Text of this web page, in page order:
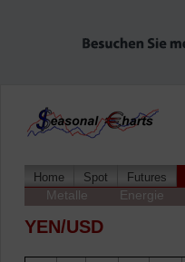
Home Spot Futures
Metalle Energie
YEN/USD